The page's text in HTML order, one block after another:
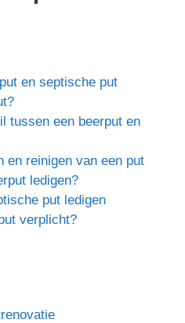
en septische put
tussen een beerput en
en reinigen van een put
ledigen?
put ledigen
verplicht?